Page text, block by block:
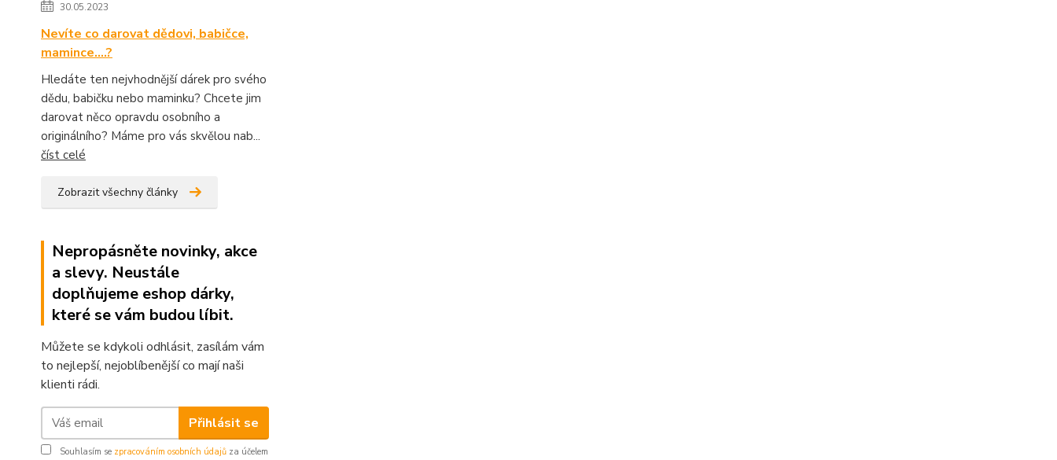
30.05.2023
Nevíte co darovat dědovi, babičce,
mamince....?
Hledáte ten nejvhodnější dárek pro svého
dědu, babičku nebo maminku? Chcete jim
darovat něco opravdu osobního a
originálního? Máme pro vás skvělou nab...
číst celé
Zobrazit všechny články
Nepropásněte novinky, akce
a slevy. Neustále
doplňujeme eshop dárky,
které se vám budou líbit.
Můžete se kdykoli odhlásit, zasílám vám
to nejlepší, nejoblíbenější co mají naši
klienti rádi.
Přihlásit se
Souhlasím se zpracováním osobních údajů za účelem